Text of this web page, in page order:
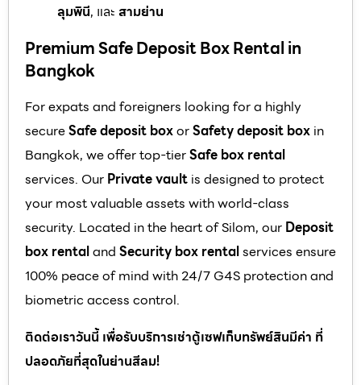
ลุมพินี, และ สามย่าน
Premium Safe Deposit Box Rental in
Bangkok
For expats and foreigners looking for a highly
secureSafe deposit boxorSafety deposit box in
Bangkok, we offer top-tierSafe box rental
services. Our Private vault is designed to protect
your most valuable assets with world-class
security. Located in the heart of Silom, our Deposit
box rentaland Security box rentalservices ensure
100% peace of mind with 24/7 G4S protection and
biometric access control.
ติดต่อเราวันนี้ เพื่อรับบริการเช่าตู้เซฟเก็บทรัพย์สินมีค่า ที่
ปลอดภัยที่สุดในย่านสีลม!